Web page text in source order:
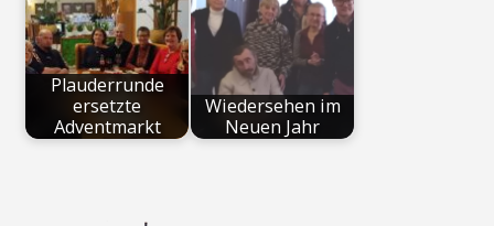
Plauderrunde
ersetzte
Adventmarkt
Wiedersehen im
Neuen Jahr